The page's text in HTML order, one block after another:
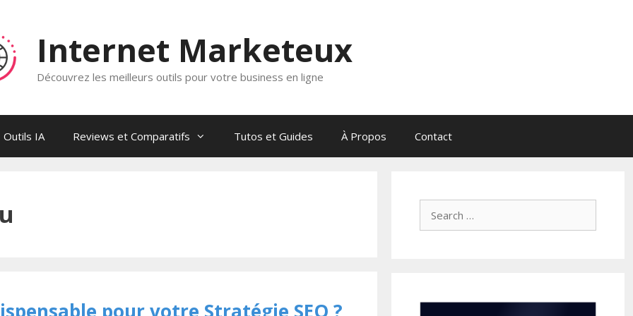
Internet Marketeux
Découvrez les meilleurs outils pour votre business en ligne
Outils IA Reviews et Comparatifs Tutos et Guides À Propos Contact